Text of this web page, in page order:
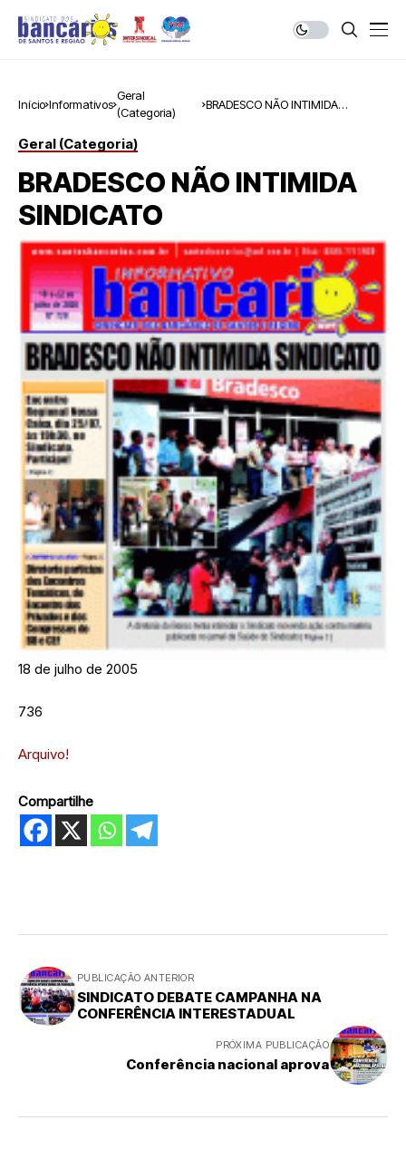
Início Informativos
Geral
(Categoria)
BRADESCO NÃO INTIMIDA
Geral (Categoria)
BRADESCO NÃO INTIMIDA
SINDICATO
18 de julho de 2005
736
Arquivo!
Compartilhe
PUBLICAÇÃO ANTERIOR
SINDICATO DEBATE CAMPANHA NA
CONFERÊNCIA INTERESTADUAL
PRÓXIMA PUBLICAÇÃO
Conferência nacional aprova